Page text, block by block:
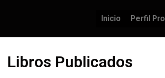
Inicio Perfil Pro
Libros Publicados